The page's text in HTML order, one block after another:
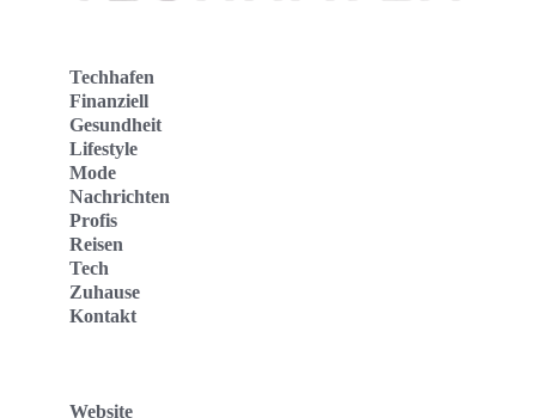
Techhafen
Finanziell
Gesundheit
Lifestyle
Mode
Nachrichten
Profis
Reisen
Tech
Zuhause
Kontakt
Website